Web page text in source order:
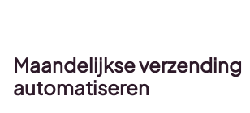
Maandelijkse verzending
automatiseren